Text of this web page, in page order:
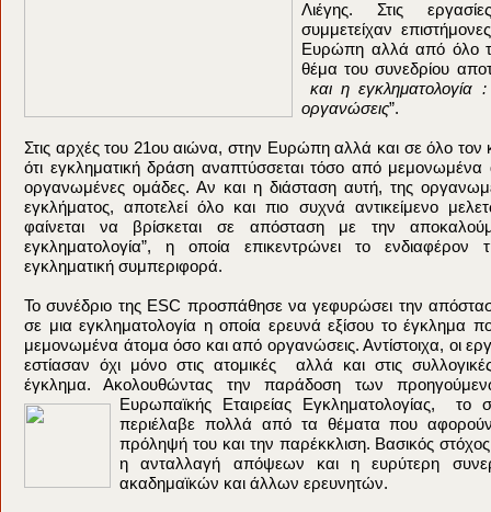
Λιέγης. Στις
συμμετείχαν
Ευρώπη αλλά από όλο
θέμα του συνεδρίου
και η εγκληματολογία
οργανώσεις”.
Στις αρχές του 21ου αιώνα, στην Ευρώπη αλλά και σε όλο τον
ότι εγκληματική δράση αναπτύσσεται τόσο από
οργανωμένες ομάδες. Αν και η διάσταση αυτή, της
εγκλήματος, αποτελεί όλο και πιο συχνά αντικείμενο
φαίνεται να βρίσκεται σε απόσταση με την
εγκληματολογία”, η οποία επικεντρώνει το
εγκληματική συμπεριφορά.
Το συνέδριο της ΕSC προσπάθησε να γεφυρώσει την
σε μια εγκληματολογία η οποία ερευνά εξίσου το έγκλημα
μεμονωμένα άτομα όσο και από οργανώσεις. Αντίστοιχα, οι
εστίασαν όχι μόνο στις ατομικές αλλά και στις
έγκλημα. Ακολουθώντας την παράδοση των
Ευρωπαϊκής Εταιρείας Εγκληματολογίας, το
περιέλαβε πολλά από τα θέματα που
πρόληψή του και την παρέκκλιση. Βασικός
η ανταλλαγή απόψεων και η ευρύτερη
ακαδημαϊκών και άλλων ερευνητών.